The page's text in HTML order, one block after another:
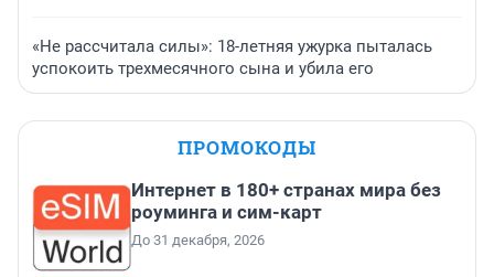
«Не рассчитала силы»: 18-летняя ужурка пыталась
успокоить трехмесячного сына и убила его
ПРОМОКОДЫ
Интернет в 180+ странах мира без
роуминга и сим-карт
До 31 декабря, 2026